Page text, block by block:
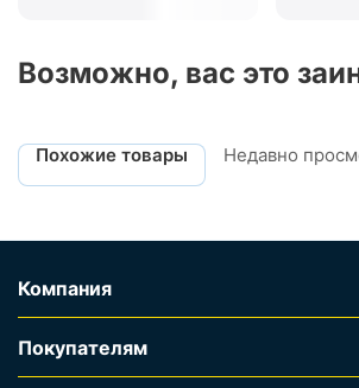
Возможно, вас это
Похожие товары Недавно
Компания
Покупателям